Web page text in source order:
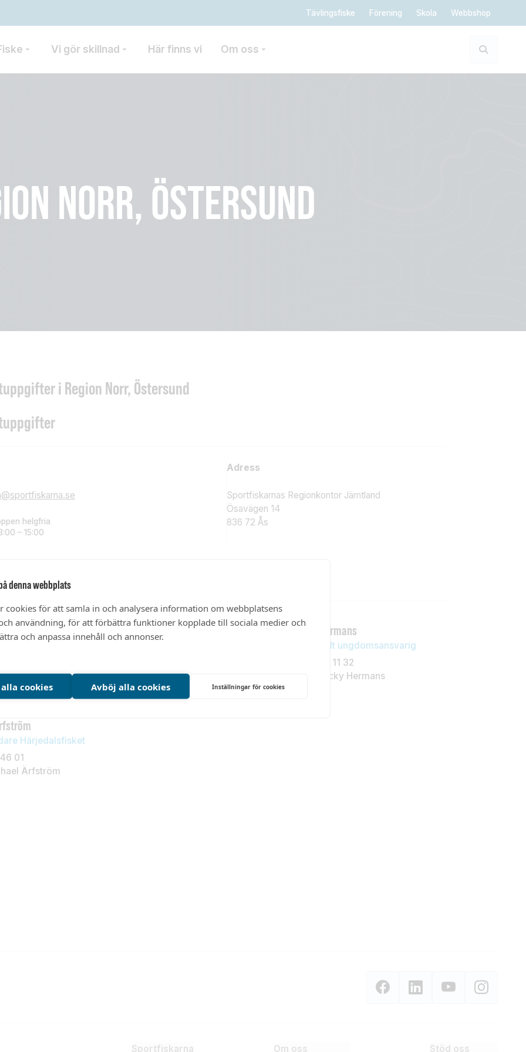
denna webbplats
cookies för att samla in och analysera information om webbplatsens
användning, för att förbättra funktioner kopplade till sociala medier och
och anpassa innehåll och annonser.
cookies Avböj alla cookies Inställningar för cookies
Tävlingsfiske Förening Skola Webbshop
Vi gör skillnad Här finns vi Om oss
NORR, ÖSTERSUND
i Region Norr, Östersund
helgfria
– 15:00
Adress
Sportfiskarnas Regionkontor Jämtland
Ösavägen 14
836 72 Ås
vatten- och
47
Karlberg
Anders Lundin
Mejla Anders Lundin
Ricky Hermans
Regionalt ungdomsansvarig
079-101 11 32
Mejla Ricky Hermans
Härjedalsfisket
01
Ärfström
Sportfiskarna Om oss Stöd oss